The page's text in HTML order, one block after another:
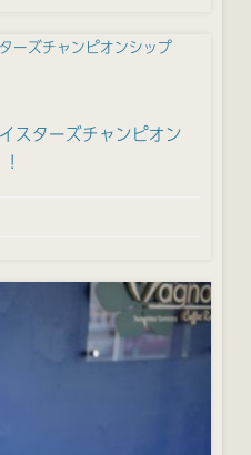
スターズチャンピオン